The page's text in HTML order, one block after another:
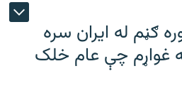
ګڼم له ایران سره
غواړم چې عام خلک